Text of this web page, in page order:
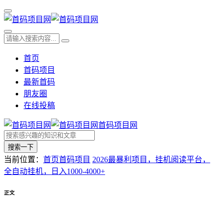
首页
首码项目
最新首码
朋友圈
在线投稿
首码项目网
搜索一下
当前位置： 首页首码项目 2026最暴利项目，挂机阅读平台，
全自动挂机，日入1000-4000+
正文